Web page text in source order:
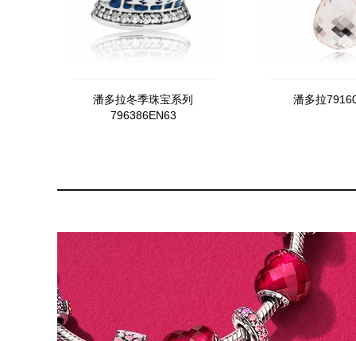
潘多拉冬季珠宝系列
796386EN63
潘多拉